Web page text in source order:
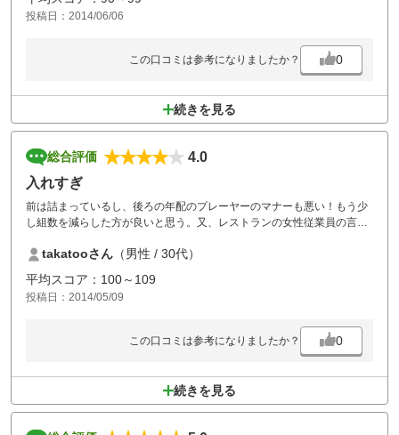
投稿日：2014/06/06
この口コミは参考になりましたか？ 0
続きを見る
総合評価
4.0
入れすぎ
前は詰まっているし、後ろの年配のプレーヤーのマナーも悪い！もう少
し組数を減らした方が良いと思う。又、レストランの女性従業員の言葉
takatooさん （男性 / 30代）
平均スコア：100～109
投稿日：2014/05/09
この口コミは参考になりましたか？ 0
続きを見る